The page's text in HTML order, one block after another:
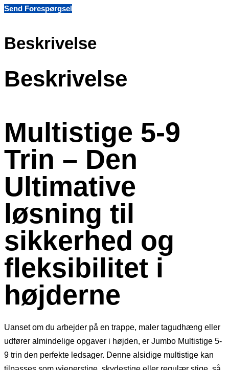
Send Forespørgsel
Beskrivelse
Beskrivelse
Multistige 5-9
Trin – Den
Ultimative
løsning til
sikkerhed og
fleksibilitet i
højderne
Uanset om du arbejder på en trappe, maler tagudhæng eller
udfører almindelige opgaver i højden, er Jumbo Multistige 5-
9 trin den perfekte ledsager. Denne alsidige multistige kan